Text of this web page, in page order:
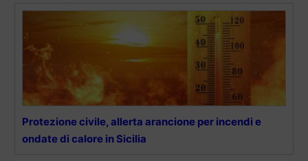
Protezione civile, allerta arancione per incendi e
ondate di calore in Sicilia